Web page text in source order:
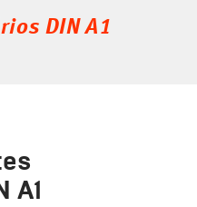
DIN A1
A1